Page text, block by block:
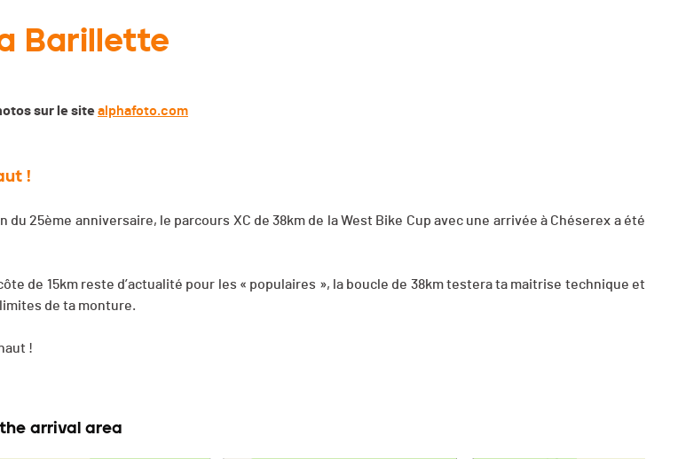
Barillette
sur le sitealphafoto.com
!
du 25ème anniversaire, le parcours XC de 38km de la West Bike Cup avec une arrivée à Chéserex a été
de 15km reste d’actualité pour les « populaires », la boucle de 38km testera ta maitrise technique et
de ta monture.
!
arrival area